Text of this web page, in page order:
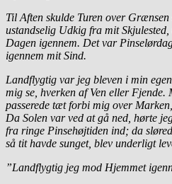
Til Aften skulde Turen over
ustandselig Udkig fra mit
Dagen igennem. Det var
igennem mit Sind.
Landflygtig var jeg bleven i min
mig se, hverken af Ven eller
passerede tæt forbi mig over
Da Solen var ved at gå ned, hørte
fra ringe Pinsehøjtiden ind; da
så tit havde sunget, blev underligt
”Landflygtig jeg mod Hjemmet